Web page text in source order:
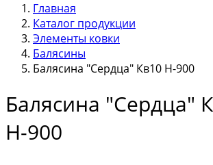
Главная
Каталог продукции
Элементы ковки
Балясины
Балясина "Сердца" Кв10 Н-900
Балясина "Сердца"
Н-900